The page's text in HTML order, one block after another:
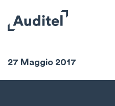
Sintesi
27 Maggio 2017